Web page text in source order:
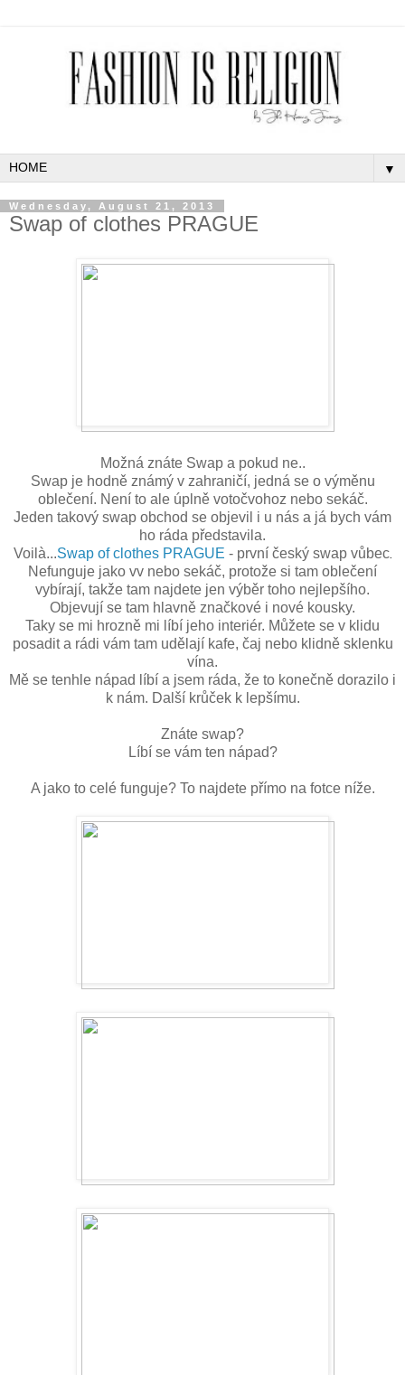
▼
Wednesday, August 21, 2013
Swap of clothes PRAGUE
Možná znáte Swap a pokud ne..
Swap je hodně známý v zahraničí, jedná se o výměnu
oblečení. Není to ale úplně votočvohoz nebo sekáč.
Jeden takový swap obchod se objevil i u nás a já bych vám
ho ráda představila.
Voil à...Swap of clothes PRAGUE - první český swap vůbec.
Nefunguje jako vv nebo sekáč, protože si tam oblečení
vybírají, takže tam najdete jen výběr toho nejlepšího.
Objevují se tam hlavně značkové i nové kousky.
Taky se mi hrozně mi líbí jeho interiér. Můžete se v klidu
posadit a rádi vám tam udělají kafe, čaj nebo klidně sklenku
vína.
Mě se tenhle nápad líbí a jsem ráda, že to konečně dorazilo i
k nám. Další krůček k lepšímu.
Znáte swap?
Líbí se vám ten nápad?
A jako to celé funguje? To najdete přímo na fotce níže.